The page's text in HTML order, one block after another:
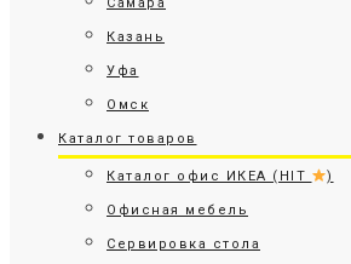
Казань
Уфа
Омск
Каталог товаров
Каталог офис ИКЕА (HIT )
Офисная мебель
Сервировка стола